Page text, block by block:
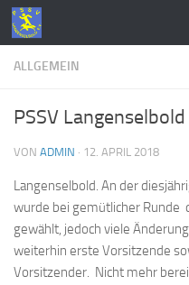
Zum Inhalt springen
ALLGEMEIN
PSSV
VON ADMIN · 12. APRIL 2018
Langenselbold. An der
wurde bei gemütlicher Runde
gewählt, jedoch viele
weiterhin erste Vorsitzende
Vorsitzender. Nicht mehr